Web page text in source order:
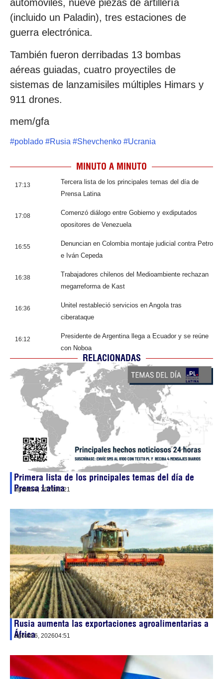
automóviles, nueve piezas de artillería
(incluido un Paladin), tres estaciones de
guerra electrónica.
También fueron derribadas 13 bombas
aéreas guiadas, cuatro proyectiles de
sistemas de lanzamisiles múltiples Himars y
911 drones.
mem/gfa
#poblado #Rusia #Shevchenko #Ucrania
MINUTO A MINUTO
17:13
Tercera lista de los principales temas del día de
Prensa Latina
17:08
Comenzó diálogo entre Gobierno y exdiputados
opositores de Venezuela
16:55
Denuncian en Colombia montaje judicial contra Petro
e Iván Cepeda
16:38
Trabajadores chilenos del Medioambiente rechazan
megarreforma de Kast
16:36
Unitel restableció servicios en Angola tras
ciberataque
16:12
Presidente de Argentina llega a Ecuador y se reúne
con Noboa
RELACIONADAS
Primera lista de los principales temas del día de
Prensa Latina
agosto 6, 202605:21
Rusia aumenta las exportaciones agroalimentarias a
África
agosto 6, 202604:51